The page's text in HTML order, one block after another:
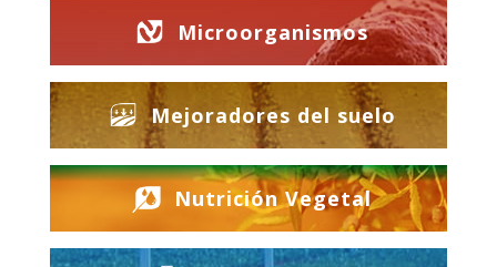
Microorganismos
Mejoradores del suelo
Nutrición Vegetal